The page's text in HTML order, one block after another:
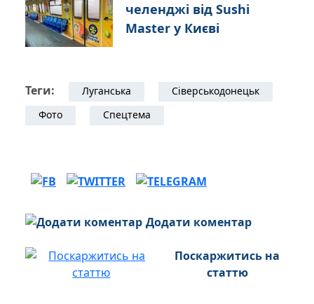
челенджі від Sushi
Master у Києві
Теги: Луганська
Сіверськодонецьк
Фото
Спецтема
Додати коментар
Поскаржитись на
статтю